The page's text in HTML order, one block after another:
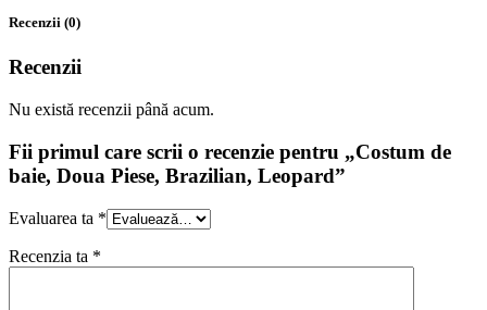
Recenzii (0)
Recenzii
Nu există recenzii până acum.
Fii primul care scrii o recenzie pentru „Costum de
baie, Doua Piese, Brazilian, Leopard”
Evaluarea ta *
Recenzia ta *